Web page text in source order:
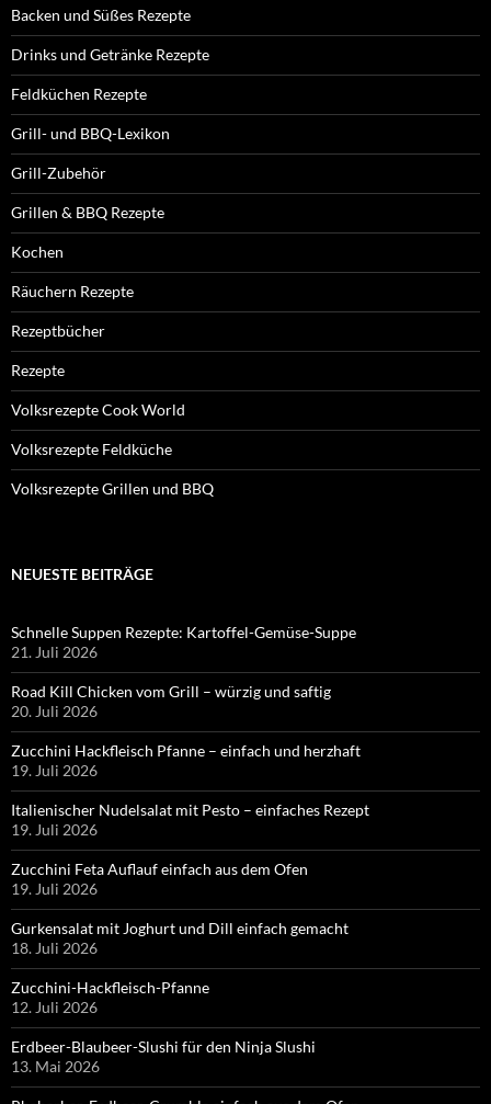
Backen und Süßes Rezepte
Drinks und Getränke Rezepte
Feldküchen Rezepte
Grill- und BBQ-Lexikon
Grill-Zubehör
Grillen & BBQ Rezepte
Kochen
Räuchern Rezepte
Rezeptbücher
Rezepte
Volksrezepte Cook World
Volksrezepte Feldküche
Volksrezepte Grillen und BBQ
NEUESTE BEITRÄGE
Schnelle Suppen Rezepte: Kartoffel-Gemüse-Suppe
21. Juli 2026
Road Kill Chicken vom Grill – würzig und saftig
20. Juli 2026
Zucchini Hackfleisch Pfanne – einfach und herzhaft
19. Juli 2026
Italienischer Nudelsalat mit Pesto – einfaches Rezept
19. Juli 2026
Zucchini Feta Auflauf einfach aus dem Ofen
19. Juli 2026
Gurkensalat mit Joghurt und Dill einfach gemacht
18. Juli 2026
Zucchini-Hackfleisch-Pfanne
12. Juli 2026
Erdbeer-Blaubeer-Slushi für den Ninja Slushi
13. Mai 2026